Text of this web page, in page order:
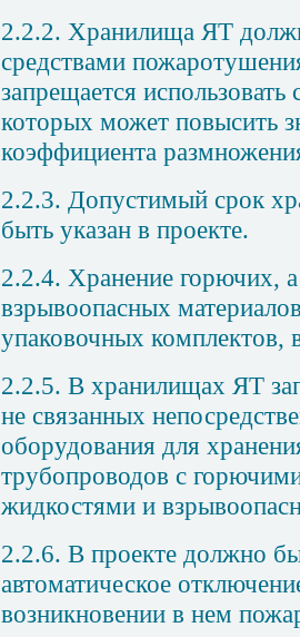
2.2.2. Хранилища ЯТ
средствами
запрещается
которых может повысить
коэффициента
2.2.3. Допустимый срок
быть указан в проекте.
2.2.4. Хранение горючих,
взрывоопасных
упаковочных комплектов,
2.2.5. В хранилищах ЯТ
не связанных
оборудования для
трубопроводов с
жидкостями и
2.2.6. В проекте должно
автоматическое
возникновении в нем